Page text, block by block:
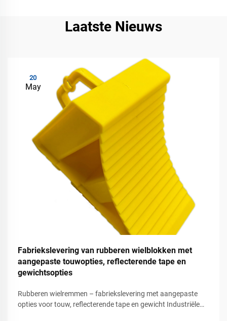
Laatste Nieuws
20
May
Fabriekslevering van rubberen wielblokken met
aangepaste touwopties, reflecterende tape en
gewichtsopties
Rubberen wielremmen – fabriekslevering met aangepaste
opties voor touw, reflecterende tape en gewicht Industriële